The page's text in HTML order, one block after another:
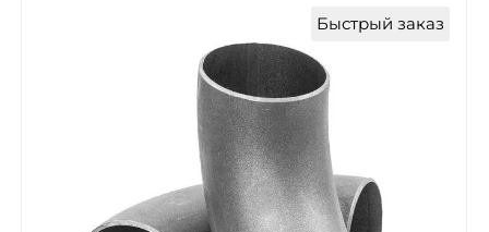
Быстрый заказ